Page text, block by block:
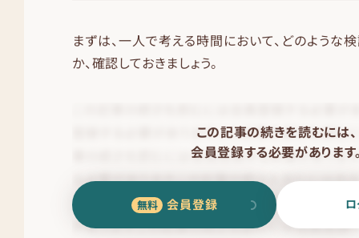
まずは、一人で考える時間において、どのような
か、確認しておきましょう。
この記事の続きを読むには、
会員登録する必要があります
会員登録